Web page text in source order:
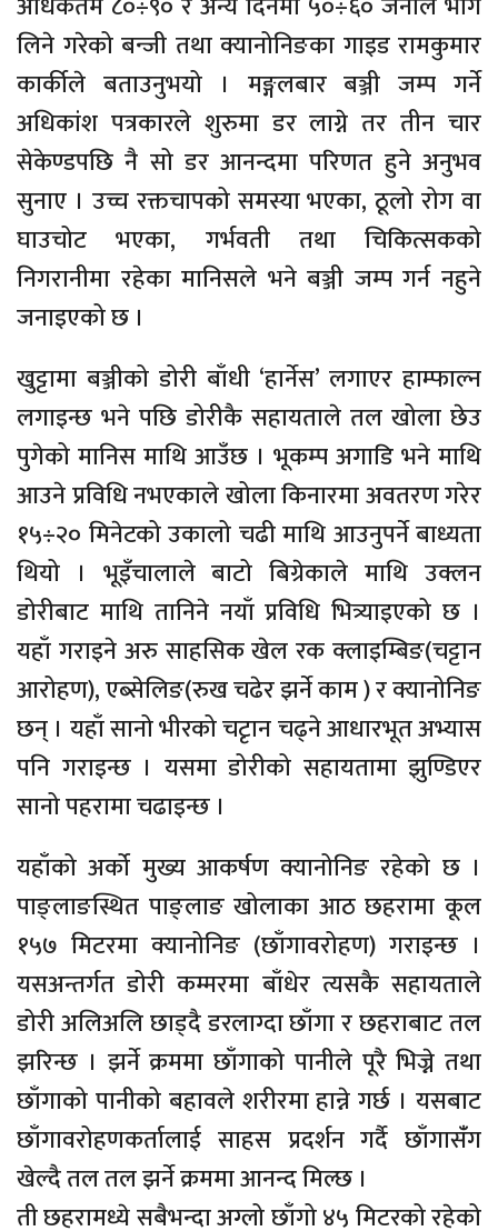
लिने गरेको बन्जी तथा क्यानोनिङका गाइड रामकुमार
कार्कीले बताउनुभयो । मङ्गलबार बञ्जी जम्प गर्ने
अधिकांश पत्रकारले शुरुमा डर लाग्ने तर तीन चार
सेकेण्डपछि नै सो डर आनन्दमा परिणत हुने अनुभव
सुनाए । उच्च रक्तचापको समस्या भएका, ठूलो रोग वा
घाउचोट भएका, गर्भवती तथा चिकित्सकको
निगरानीमा रहेका मानिसले भने बञ्जी जम्प गर्न नहुने
जनाइएको छ ।
खुट्टामा बञ्जीको डोरी बाँधी ‘हार्नेस’ लगाएर हाम्फाल्न
लगाइन्छ भने पछि डोरीकै सहायताले तल खोला छेउ
पुगेको मानिस माथि आउँछ । भूकम्प अगाडि भने माथि
आउने प्रविधि नभएकाले खोला किनारमा अवतरण गरेर
१५÷२० मिनेटको उकालो चढी माथि आउनुपर्ने बाध्यता
थियो । भूइँचालाले बाटो बिग्रेकाले माथि उक्लन
डोरीबाट माथि तानिने नयाँ प्रविधि भित्र्याइएको छ ।
यहाँ गराइने अरु साहसिक खेल रक क्लाइम्बिङ(चट्टान
आरोहण), एब्सेलिङ(रुख चढेर झर्ने काम ) र क्यानोनिङ
छन् । यहाँ सानो भीरको चटृान चढ्ने आधारभूत अभ्यास
पनि गराइन्छ । यसमा डोरीको सहायतामा झुण्डिएर
सानो पहरामा चढाइन्छ ।
यहाँको अर्को मुख्य आकर्षण क्यानोनिङ रहेको छ ।
पाङ्लाङस्थित पाङ्लाङ खोलाका आठ छहरामा कूल
१५७ मिटरमा क्यानोनिङ (छाँगावरोहण) गराइन्छ ।
यसअन्तर्गत डोरी कम्मरमा बाँधेर त्यसकै सहायताले
डोरी अलिअलि छाड्दै डरलाग्दा छाँगा र छहराबाट तल
झरिन्छ । झर्ने क्रममा छाँगाको पानीले पूरै भिज्ने तथा
छाँगाको पानीको बहावले शरीरमा हान्ने गर्छ । यसबाट
छाँगावरोहणकर्तालाई साहस प्रदर्शन गर्दै छाँगासंँग
खेल्दै तल तल झर्ने क्रममा आनन्द मिल्छ ।
ती छहरामध्ये सबैभन्दा अग्लो छाँगो ४५ मिटरको रहेको